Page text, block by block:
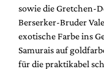
sowie die Gretchen-
Berserker-Bruder
exotische Farbe ins
Samurais auf
für die praktikabel